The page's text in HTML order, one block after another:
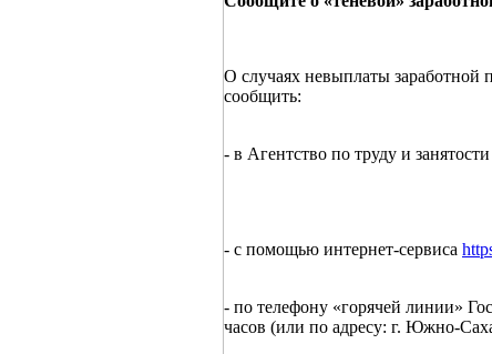
О случаях невыплаты заработной
сообщить:
- в Агентство по труду и
- с помощью интернет-сервиса
- по телефону «горячей линии»
часов (или по адресу: г. Южно-